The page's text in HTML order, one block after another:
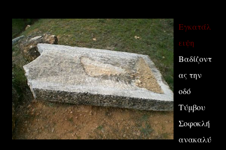
Εγκατάλ
ειψη
Βαδίζοντ
ας την
οδό
Τύμβου
Σοφοκλή
ανακαλύ